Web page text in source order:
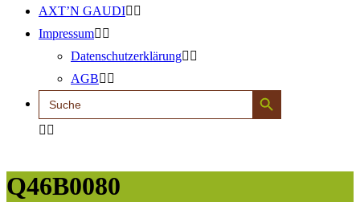
AXT’N GAUDI
Impressum
Datenschutzerklärung
AGB
Search
for:
Search Button
Q46B0080